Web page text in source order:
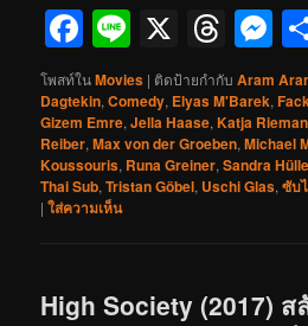
Facebook
Line
X
โพสท์ในMovies | ติดป้ายกำกับ Aram
Dagtekin,Comedy, Elyas M'Barek,
Gizem Emre,Jella Haase,Katja
Reiber,Max von der Groeben,Michael
Koussouris, Runa Greiner,Sandra
Thai Sub,Tristan Göbel, Uschi Glas,ซับ
|ใส่ความเห็น
High Society (2017) ส